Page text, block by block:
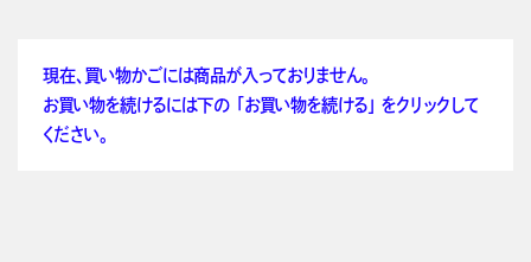
現在、買い物かごには商品が入っておりません。
お買い物を続けるには下の 「お買い物を続ける」 をクリックして
ください。